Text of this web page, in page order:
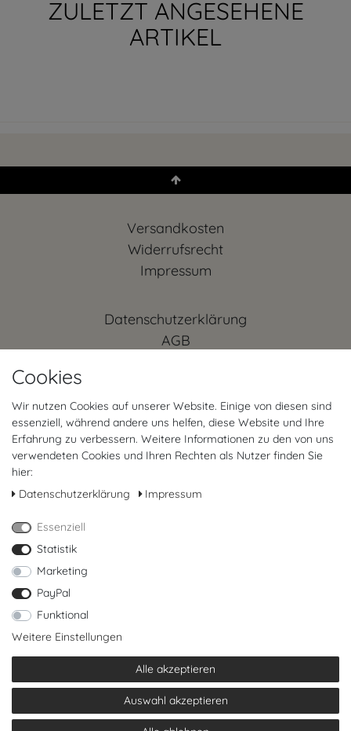
ZULETZT ANGESEHENE
ARTIKEL
Versandkosten
Widerrufs­recht
Impressum
Daten­schutz­erklärung
AGB
Vertrag widerrufen
Mein Konto (anmelden)
FAQ
FOLGT UNS
* Alle Preise inkl. ges. MwSt. zzgl.
** gilt für Lieferungen innerhalb Deutschlands, Lieferzeiten für andere Länder entnehmen
© Copyright 2026 Cyroline Textil GmbH. Alle Rechte vorbehalten.
Cookies
Wir nutzen Cookies auf unserer Website. Einige von diesen sind
essenziell, während andere uns helfen, diese Website und Ihre
Erfahrung zu verbessern. Weitere Informationen zu den von uns
verwendeten Cookies und Ihren Rechten als Nutzer finden Sie
hier:
Daten­schutz­erklärung
Impressum
Essenziell
Statistik
Marketing
PayPal
Funktional
Weitere Einstellungen
Alle akzeptieren
Auswahl akzeptieren